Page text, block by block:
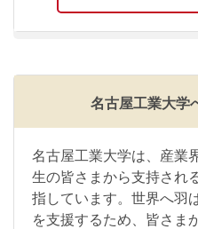
名古屋工業大学
名古屋工業大学は、産業
生の皆さまから支持され
指しています。世界へ羽
を支援するため、皆さま